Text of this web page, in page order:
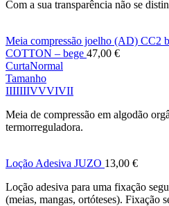
Com a sua transparência não se
Meia compressão joelho (AD) CC2
COTTON – bege 47,00 €
CurtaNormal
Tamanho
IIIIIIIVVVIVII
Meia de compressão em algodão
termorreguladora.
Loção Adesiva JUZO 13,00 €
Loção adesiva para uma fixação
(meias, mangas, ortóteses). Fixação